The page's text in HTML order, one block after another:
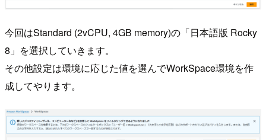
今回はStandard (2vCPU, 4GB memory)の「日本語版 Rocky
8」を選択していきます。
その他設定は環境に応じた値を選んでWorkSpace環境を作
成してやります。